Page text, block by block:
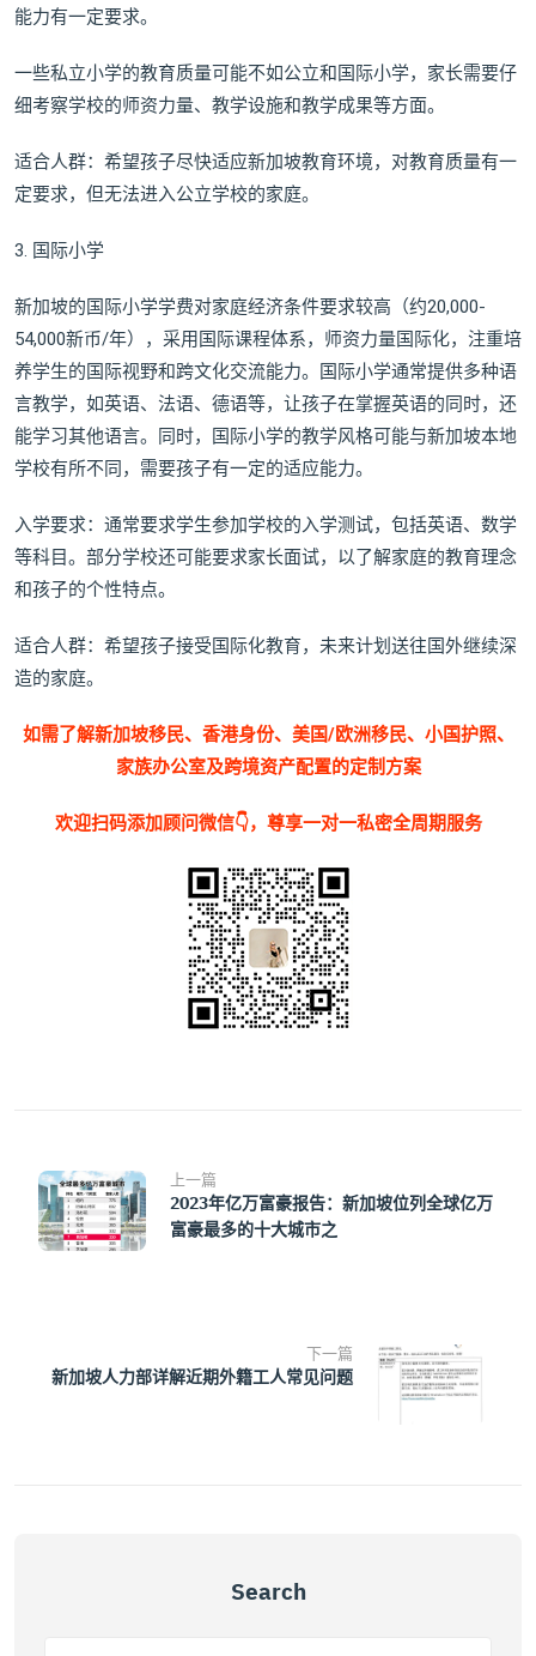
能力有一定要求。
一些私立小学的教育质量可能不如公立和国际小学，家长需要仔
细考察学校的师资力量、教学设施和教学成果等方面。
适合人群：希望孩子尽快适应新加坡教育环境，对教育质量有一
定要求，但无法进入公立学校的家庭。
3. 国际小学
新加坡的国际小学学费对家庭经济条件要求较高（约20,000-
54,000新币/年），采用国际课程体系，师资力量国际化，注重培
养学生的国际视野和跨文化交流能力。国际小学通常提供多种语
言教学，如英语、法语、德语等，让孩子在掌握英语的同时，还
能学习其他语言。同时，国际小学的教学风格可能与新加坡本地
学校有所不同，需要孩子有一定的适应能力。
入学要求：通常要求学生参加学校的入学测试，包括英语、数学
等科目。部分学校还可能要求家长面试，以了解家庭的教育理念
和孩子的个性特点。
适合人群：希望孩子接受国际化教育，未来计划送往国外继续深
造的家庭。
如需了解新加坡移民、香港身份、美国/欧洲移民、小国护照、
家族办公室及跨境资产配置的定制方案
欢迎扫码添加顾问微信👇，尊享一对一私密全周期服务
上一篇
2023年亿万富豪报告：新加坡位列全球亿万
富豪最多的十大城市之
下一篇
新加坡人力部详解近期外籍工人常见问题
Search